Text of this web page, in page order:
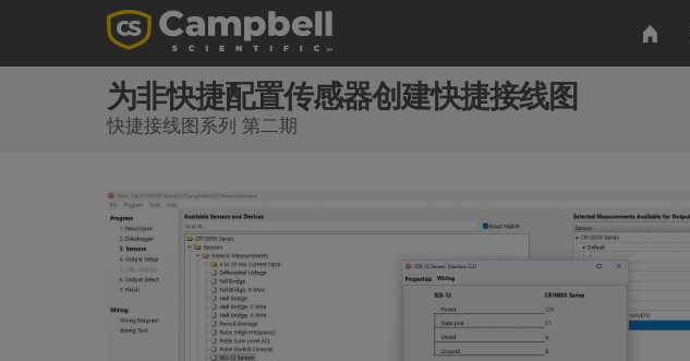
为非快捷配置传感器创建快捷接线图
快捷接线图系列 第二期